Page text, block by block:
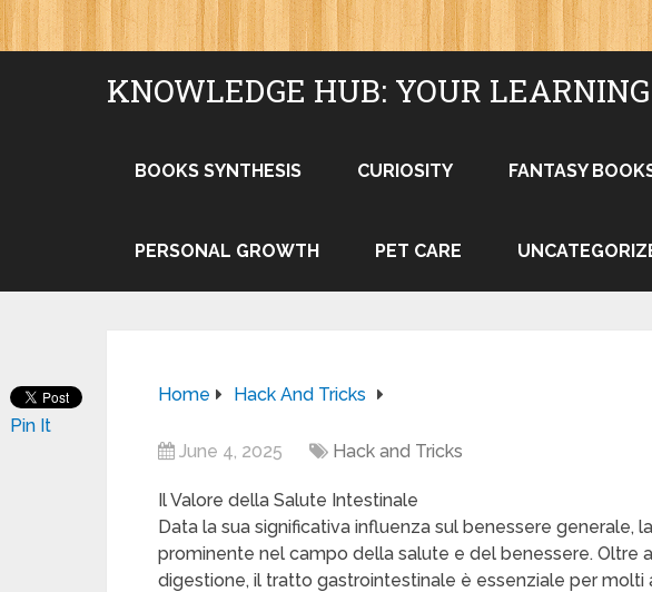
KNOWLEDGE HUB: YOUR
BOOKS SYNTHESIS CURIOSITY FANTASY
PERSONAL GROWTH PET CARE
Home Hack And Tricks
June 4, 2025 Hack and Tricks
Il Valore della Salute Intestinale
Data la sua significativa influenza sul benessere generale,
prominente nel campo della salute e del benessere. Oltre
digestione, il tratto gastrointestinale è essenziale per molti
Pin It